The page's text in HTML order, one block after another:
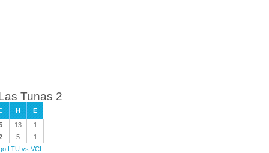
Tunas 2
H
E
13
1
5
1
LTU vs VCL